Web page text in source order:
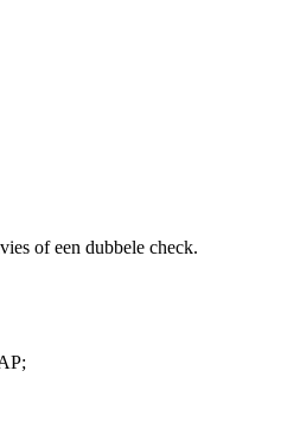
of een dubbele check.